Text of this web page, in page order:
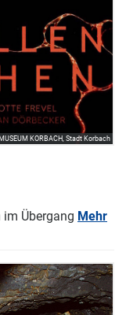
Übergang Mehr
KORBACH, Stadt Korbach